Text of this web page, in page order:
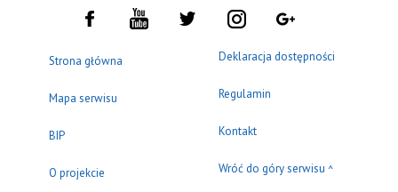
Strona główna
Mapa serwisu
BIP
O projekcie
Deklaracja dostępności
Regulamin
Kontakt
Wróć do góry serwisu ^